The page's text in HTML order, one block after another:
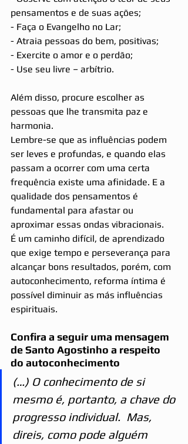
pensamentos e de suas ações;
- Faça o Evangelho no Lar;
- Atraia pessoas do bem, positivas;
- Exercite o amor e o perdão;
- Use seu livre – arbítrio.
Além disso, procure escolher as
pessoas que lhe transmita paz e
harmonia.
Lembre-se que as influências podem
ser leves e profundas, e quando elas
passam a ocorrer com uma certa
frequência existe uma afinidade. E a
qualidade dos pensamentos é
fundamental para afastar ou
aproximar essas ondas vibracionais.
É um caminho difícil, de aprendizado
que exige tempo e perseverança para
alcançar bons resultados, porém, com
autoconhecimento, reforma íntima é
possível diminuir as más influências
espirituais.
Confira a seguir uma mensagem
de Santo Agostinho a respeito
do autoconhecimento
(…) O conhecimento de si
mesmo é, portanto, a chave do
progresso individual.  Mas,
direis, como pode alguém